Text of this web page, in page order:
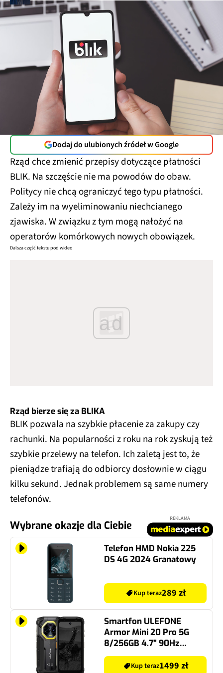
Dodaj do ulubionych źródeł w Google
Rząd chce zmienić przepisy dotyczące płatności
BLIK. Na szczęście nie ma powodów do obaw.
Politycy nie chcą ograniczyć tego typu płatności.
Zależy im na wyeliminowaniu niechcianego
zjawiska. W związku z tym mogą nałożyć na
operatorów komórkowych nowych obowiązek.
Dalsza część tekstu pod wideo
ad
Rząd bierze się za BLIKA
BLIK pozwala na szybkie płacenie za zakupy czy
rachunki. Na popularności z roku na rok zyskują też
szybkie przelewy na telefon. Ich zaletą jest to, że
pieniądze trafiają do odbiorcy dosłownie w ciągu
kilku sekund. Jednak problemem są same numery
telefonów.
Wybrane okazje dla Ciebie
REKLAMA
Telefon HMD Nokia 225
DS 4G 2024 Granatowy
Kup teraz289 zł
Smartfon ULEFONE
Armor Mini 20 Pro 5G
8/256GB 4.7" 90Hz
Czarny
Kup teraz1499 zł